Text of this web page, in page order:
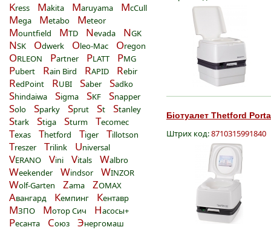
Kress Makita Maruyama McCull
Mega Metabo Meteor
Mountfield MTD Nevada NGK
NSK Odwerk Oleo-Mac Oregon
ORLEON Partner PLATT PMG
Pubert Rain Bird RAPID Rebir
RedPoint RUBI Saber Sadko
Shindaiwa Sigma SKF Snapper
Solo Sparky Sprut St Stanley
Stark Stiga Sturm Tecomec
Texas Thetford Tiger Tillotson
Treszer Trilink Universal
VERANO Vini Vitals Walbro
Weekender Windsor WINZOR
Wolf-Garten Zama ZOMAX
Авангард Кемпинг Кентавр
МЗПО Мотор Сич Насосы+
Ресанта Союз Энергомаш
Біотуалет Thetford
Штрих код:8710315991840